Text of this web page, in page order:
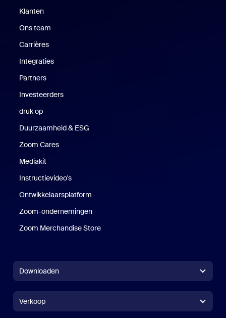
Klanten
Ons team
Carrières
Integraties
Partners
Investeerders
druk op
Duurzaamheid & ESG
Zoom Cares
Mediakit
Instructievideo's
Ontwikkelaarsplatform
Zoom-ondernemingen
Zoom Merchandise Store
Downloaden
Zoom Rooms-appZoom Rooms-app
Verkoop